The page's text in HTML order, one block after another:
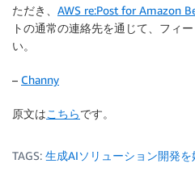
ただき、 AWS re:Post for Amazon
トの通常の連絡先を通じて、フィ
い。
– Channy
原文はこちらです。
TAGS: 生成AIソリューション開発を